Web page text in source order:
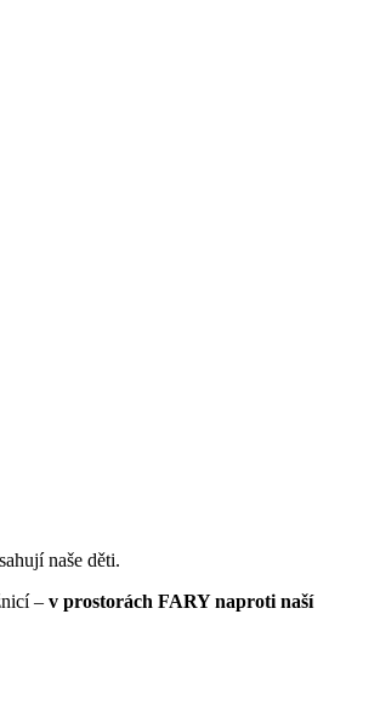
naše děti.
– v prostorách FARY naproti naší